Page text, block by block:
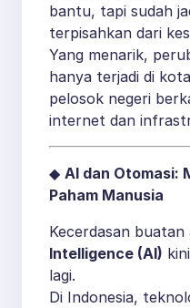
bantu, tapi sudah
terpisahkan dari
Yang menarik,
hanya terjadi di
pelosok negeri
internet dan
◆ AI dan Otomasi:
Paham Manusia
Kecerdasan buatan
Intelligence (AI)
lagi.
Di Indonesia,